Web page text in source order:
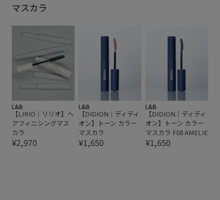
マスカラ
L&B
【LIRIO｜リリオ】ヘ
アフィニシングマス
カラ
¥2,970
L&B
【DIDION｜ディディ
オン】トーン カラー
マスカラ
¥1,650
L&B
【DIDION｜ディディ
オン】トーン カラー
マスカラ F08 AMELIE
¥1,650